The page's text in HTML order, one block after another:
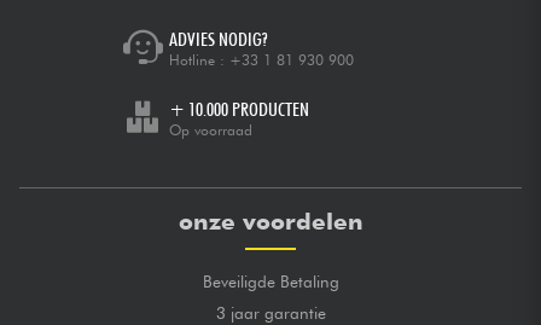
ADVIES NODIG?
Hotline : +33 1 81 930 900
+ 10.000 PRODUCTEN
Op voorraad
onze voordelen
Beveiligde Betaling
3 jaar garantie